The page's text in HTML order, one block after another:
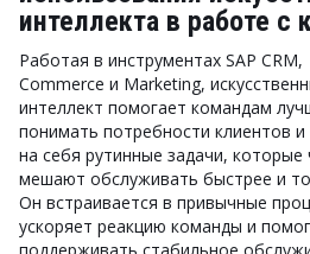
интеллекта в работе с
Работая в инструментах SAP CRM,
Commerce и Marketing,
интеллект помогает командам
понимать потребности клиентов и
на себя рутинные задачи, которые
мешают обслуживать быстрее и
Он встраивается в привычные
ускоряет реакцию команды и